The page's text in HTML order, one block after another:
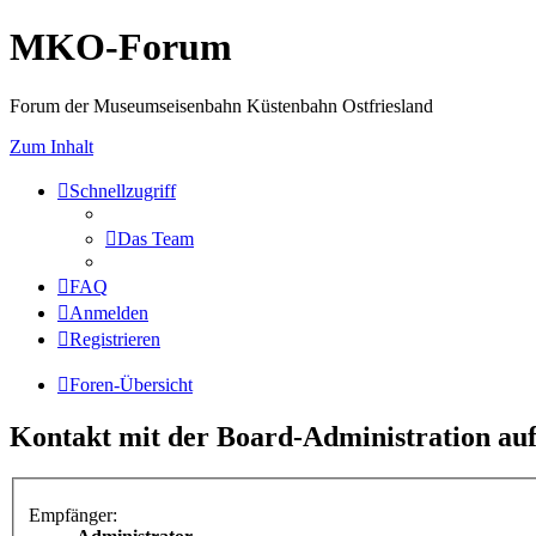
MKO-Forum
Forum der Museumseisenbahn Küstenbahn Ostfriesland
Zum Inhalt
Schnellzugriff
Das Team
FAQ
Anmelden
Registrieren
Foren-Übersicht
Kontakt mit der Board-Administration
Empfänger: